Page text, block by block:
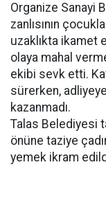
Organize Sanayi
zanlısının
uzaklıkta ikamet
olaya mahal
ekibi sevk etti.
sürerken,
kazanmadı.
Talas Belediyesi
önüne taziye
yemek ikram